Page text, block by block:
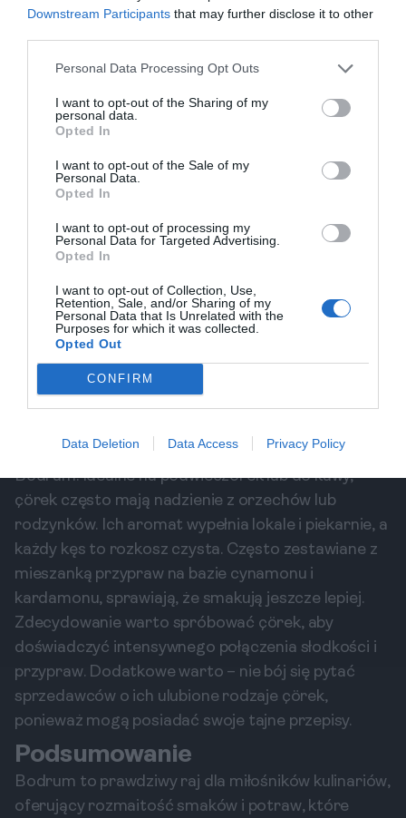
Downstream Participants that may further disclose it to other
Personal Data Processing Opt Outs
I want to opt-out of the Sharing of my
personal data.
Opted In
I want to opt-out of the Sale of my
Personal Data.
Opted In
I want to opt-out of processing my
Personal Data for Targeted Advertising.
Opted In
I want to opt-out of Collection, Use,
Retention, Sale, and/or Sharing of my
Personal Data that Is Unrelated with the
Purposes for which it was collected.
Opted Out
CONFIRM
Data Deletion Data Access Privacy Policy
kulturą gastronomiczną.
7. Börek – Turecka Pastrówka
W miarę spacerowania po ulicach Bodrum
dostrzeżesz wiele piekarni oferujących pyszne
börek. Możesz je znaleźć z różnymi nadzieniami, w
chrupiące ciasteczka to idealna przekąska na
śniadanie lub na szybki lunch. Każdy kęs mieni się w
ustach niezapomnianym smakiem. Börek możesz
zamówić z filiżanką herbaty, co czyni go jeszcze
smaczniejszym. Czasami serwowane są z jogurtem
jako dodatkiem, co podkreśla ich wyjątkowy
aromat. Jeśli masz ochotę na coś innego, spróbuj
także wersji na słodko – takie jak börek z orzechami
i syropem!
8. Çörek – Słodka Bułeczka
słodka bułeczka, która zachwyca mieszkańców
Bodrum. Idealne na podwieczorek lub do kawy,
çörek często mają nadzienie z orzechów lub
rodzynków. Ich aromat wypełnia lokale i piekarnie, a
każdy kęs to rozkosz czysta. Często zestawiane z
mieszanką przypraw na bazie cynamonu i
kardamonu, sprawiają, że smakują jeszcze lepiej.
Zdecydowanie warto spróbować çörek, aby
doświadczyć intensywnego połączenia słodkości i
przypraw. Dodatkowe warto – nie bój się pytać
sprzedawców o ich ulubione rodzaje çörek,
ponieważ mogą posiadać swoje tajne przepisy.
Podsumowanie
Bodrum to prawdziwy raj dla miłośników kulinariów,
oferujący rozmaitość smaków i potraw, które